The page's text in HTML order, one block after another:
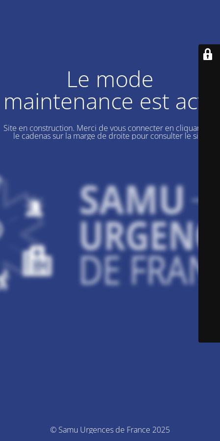
Le mode
maintenance est actif
Site en construction. Merci de vous connecter en cliquant sur
le cadenas sur la marge de droite pour consulter le site.
© Samu Urgences de France 2025